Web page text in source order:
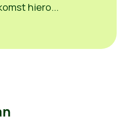
hiero...